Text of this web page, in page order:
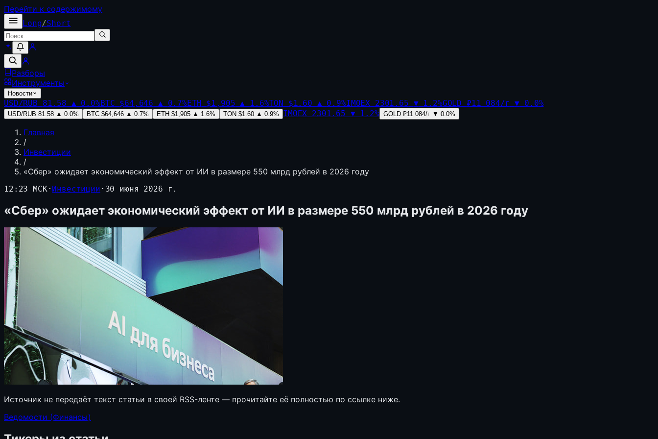
Перейти к содержимому
Long/Short
Разборы
Инструменты
Новости
USD/RUB 81.58 ▲ 0.0%BTC $64,646 ▲ 0.7%ETH $1,905 ▲ 1.6%TON $1.60 ▲ 0.9%IMOEX 2301.65 ▼ 1.2%GOLD ₽11 084/г ▼ 0.0%
USD/RUB 81.58 ▲ 0.0% BTC $64,646 ▲ 0.7% ETH $1,905 ▲ 1.6% TON $1.60 ▲ 0.9% IMOEX 2301.65 ▼ 1.2% GOLD ₽11 084/г ▼ 0.0%
Главная
/
Инвестиции
/
«Сбер» ожидает экономический эффект от ИИ в размере 550 млрд рублей в 2026 году
12:23 МСК· Инвестиции · 30 июня 2026 г.
«Сбер» ожидает экономический эффект от ИИ в размере 550 млрд рублей в 2026 году
Источник не передаёт текст статьи в своей RSS-ленте — прочитайте её полностью по ссылке ниже.
Ведомости (Финансы)